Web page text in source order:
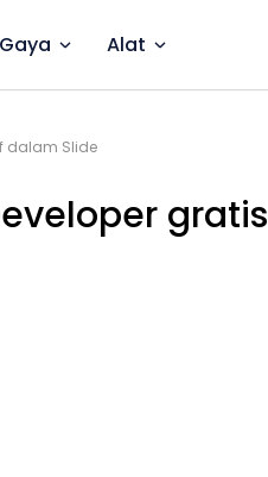
Gaya Alat
dalam Slide
gratis